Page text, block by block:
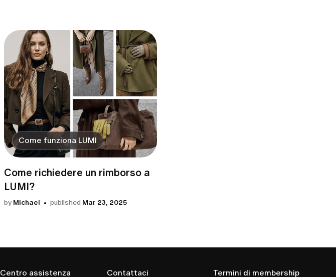
Come funziona LUMI
Come richiedere un rimborso a
LUMI?
by Michael published Mar 23, 2025
Centro assistenza Contattaci Termini di membership